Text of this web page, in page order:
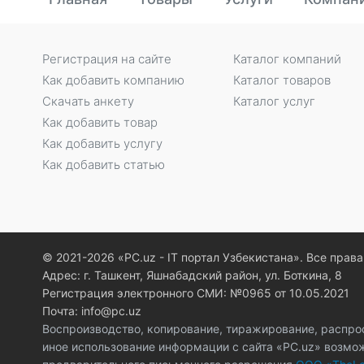
Регистрация на сайте
Как добавить компанию
Скачать анкету
Как добавить товар
Как добавить услугу
Как добавить статью
Каталог компаний
Каталог товаров
Каталог услуг
© 2021-2026 «PC.uz - IT портал Узбекистана». Все
Адрес: г. Ташкент, Яшнабадский район, ул. Боткина, 8
Регистрация электронного СМИ: №0965 от 10.05.2021
Почта: info@pc.uz
Воспроизводство, копирование, тиражирование,
иное использование информации с сайта «PC.uz»